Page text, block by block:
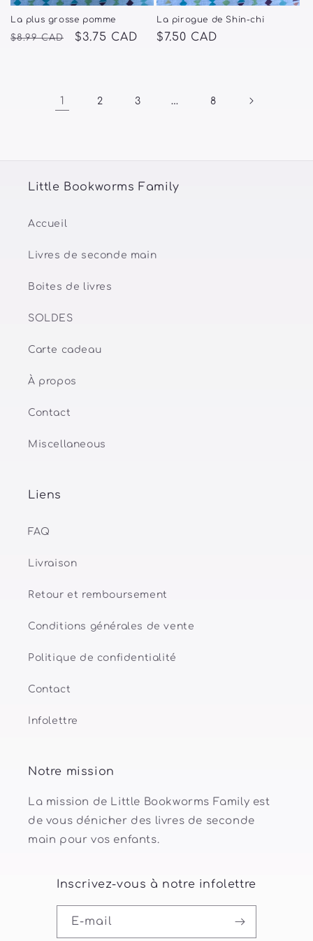
La plus grosse pomme
Prix
$8.99 CAD
Prix
$3.75 CAD
La pirogue de Shin-chi
Prix
$7.50 CAD
1 2 3 … 8
Little Bookworms Family
Accueil
Livres de seconde main
Boites de livres
SOLDES
Carte cadeau
À propos
Contact
Miscellaneous
Liens
FAQ
Livraison
Retour et remboursement
Conditions générales de vente
Politique de confidentialité
Contact
Infolettre
Notre mission
La mission de Little Bookworms Family est
de vous dénicher des livres de seconde
main pour vos enfants.
Inscrivez-vous à notre infolettre
E-mail